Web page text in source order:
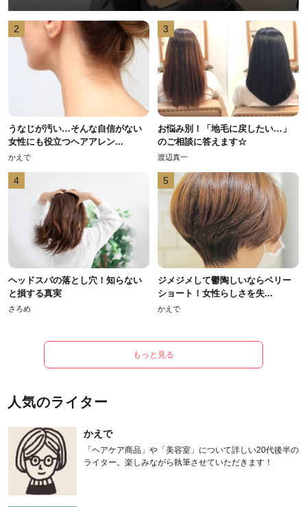
2
うなじが汚い…そんな自信がない
女性にも役立つヘアアレン...
かえで
3
お悩み別！「地毛に戻したい…」
のご相談に答えます☆
渡辺真一
4
ヘッドスパの落とし穴！知らない
と損する真実
さろめ
5
ジメジメして鬱陶しいならベリー
ショート！女性らしさを失...
かえで
もっと見る
人気のライター
かえで
「ヘアケア商品」や「美容室」について詳しい20代後半の
ライター。楽しみながら執筆させていただきます！